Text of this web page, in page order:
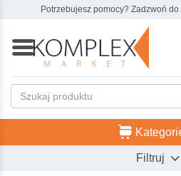
Potrzebujesz pomocy? Zadzwoń do
Filtruj